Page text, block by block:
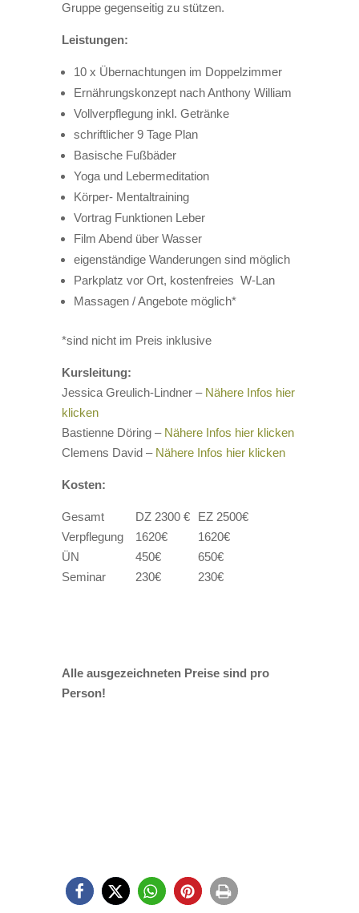
Gruppe gegenseitig zu stützen.
Leistungen:
10 x Übernachtungen im Doppelzimmer
Ernährungskonzept nach Anthony William
Vollverpflegung inkl. Getränke
schriftlicher 9 Tage Plan
Basische Fußbäder
Yoga und Lebermeditation
Körper- Mentaltraining
Vortrag Funktionen Leber
Film Abend über Wasser
eigenständige Wanderungen sind möglich
Parkplatz vor Ort, kostenfreies W-Lan
Massagen / Angebote möglich*
*sind nicht im Preis inklusive
Kursleitung:
Jessica Greulich-Lindner – Nähere Infos hier
klicken
Bastienne Döring – Nähere Infos hier klicken
Clemens David – Nähere Infos hier klicken
Kosten:
Gesamt DZ 2300 €
EZ 2500€
Verpflegung
1620€
1620€
ÜN
450€
650€
Seminar
230€ 230€
Alle ausgezeichneten Preise sind pro
Person!